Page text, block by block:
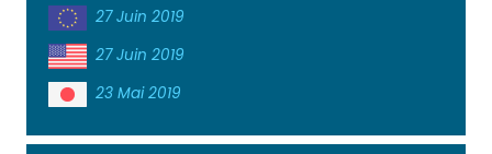
27 Juin 2019
27 Juin 2019
23 Mai 2019